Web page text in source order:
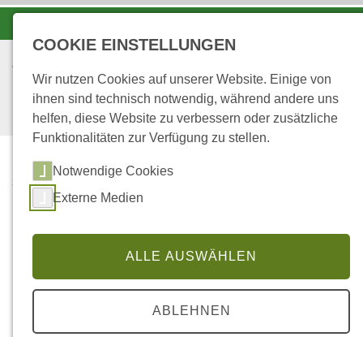
STARTSEITE ...
Samenplantagen
Wenn es aufgrund einer zu geringen
Individuenzahl nicht mehr möglich ist, eine Baum-
COOKIE EINSTELLUNGEN
Wir nutzen Cookies auf unserer Website. Einige von
ihnen sind technisch notwendig, während andere uns
helfen, diese Website zu verbessern oder zusätzliche
Funktionalitäten zur Verfügung zu stellen.
Notwendige Cookies
Externe Medien
ALLE AUSWÄHLEN
ABLEHNEN